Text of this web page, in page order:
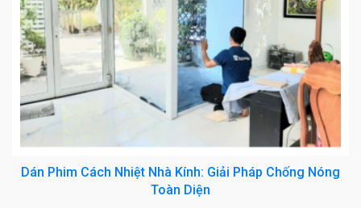
Dán Phim Cách Nhiệt Nhà Kính: Giải Pháp Chống Nóng
Toàn Diện